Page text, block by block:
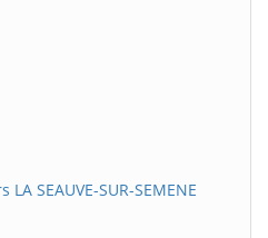
SEAUVE-SUR-SEMENE